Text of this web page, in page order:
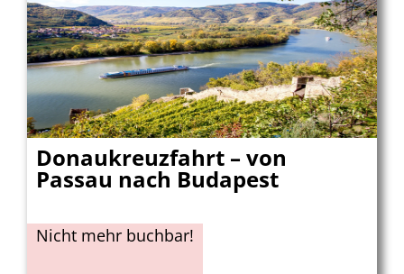
Donaukreuzfahrt – von
Passau nach Budapest
Nicht mehr buchbar!